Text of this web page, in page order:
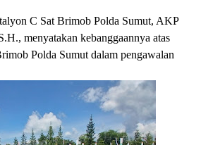
C Sat Brimob Polda Sumut, AKP
menyatakan kebanggaannya atas
Polda Sumut dalam pengawalan